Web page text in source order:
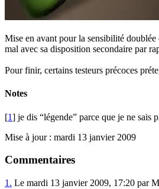
Mise en avant pour la sensibilité
mal avec sa disposition secondaire par
Pour finir, certains testeurs précoces
Notes
[1] je dis “légende” parce que je ne sais
Mise à jour : mardi 13 janvier 2009
Commentaires
1. Le mardi 13 janvier 2009, 17:20 par